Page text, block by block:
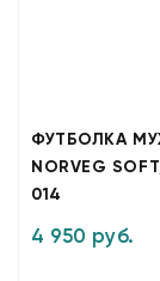
ФУТБОЛКА
NORVEG
014
4 950 руб.